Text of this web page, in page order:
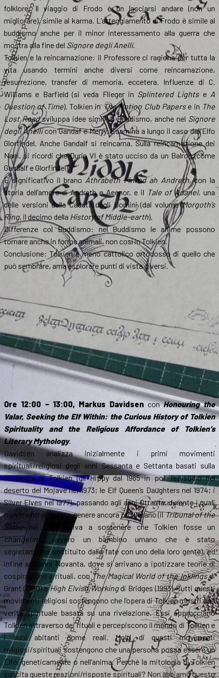
folklore. Il viaggio di Frodo è un lasciarsi andare (non un
migliorare), simile al karma. L’atteggiamento di Frodo è simile al
buddismo anche per il minor interessamento alla guerra che
mostra alla fine del Signore degli Anelli.
Tolkien e la reincarnazione: il Professore ci ragiona per tutta la
vita usando termini anche diversi come reincarnazione,
resurrezione, transfer di memoria, eccetera. Influenze di C.
Williams e Barfield (si veda Flieger in Splintered Lightse A
Question of Time). Tolkien inThe Notion Club Paperse in The
Lost Roadsviluppa idee simili al Buddismo, anche nel Signore
degli Anellicon Gandaf e Merry. Esamina a lungo il caso dell’Elfo
Glorfindel. Anche Gandalf si reincarna. Sulla reincarnazione dei
Nani, si ricordi che Durin VI è stato ucciso da un Balrog (come
Gandalf e Glorfindel).
È significativo il brano Athrabeth Finrod ah Andreth, con la
storia dell’amore di Andreth e Aegnor, e il Tale of Adanel, una
delle versioni della Caduta degli Uomini (dal volumeMorgoth’s
Ring, il decimo della History of Middle-earth).
Differenze col Buddismo: nel Buddismo le anime possono
tornare anche in forme animali, non così in Tolkien.
Conclusione: Tolkien è meno cattolico ortodosso di quello che
può sembrare, ama esplorare punti di vista diversi.
Ore 12:00 – 13:00, Markus DavidsenconHonouring the
Valar, Seeking the Elf Within: the Curious History of Tolkien
Spirituality and the Religious Affordance of Tolkien’s
Literary Mythology.
Davidsen analizza inizialmente i primi movimenti
spirituali/religiosi degli anni Sessanta e Settanta basati sulla
mitologia di Tolkien (gli Hippy dal 1965 in poi, l’episodio nel
deserto del Mojave nel 1973; le Elf Queen’s Daughters nel 1974; i
Silver Elves nel 1977), passando agli anni Ottanta, durante i quali
movimenti di questo genere ancora proliferano (ilTribunal of the
Sidhe nel 1984 arriva a sostenere che Tolkien fosse un
changeling
, ovvero un bambino umano che è stato
segretamente sostituito dalle fate con uno della loro gente), ed
infine agli anni Novanta, dove si arrivano a ipotizzare teorie di
cospirazione e rituali, conThe Magical World of the Inklingsdi
Grant (1990) eHigh Elvish Workingdi Bridges (1993). Tutti questi
movimenti religiosi sostengono che l’opera di Tolkien mostri una
verità spirituale basata su una rivelazione. Essi approcciano
Tolkien attraverso dei rituali e percepiscono il mondo di Tolkien e
i suoi abitanti come reali. Molti di questi movimenti
religiosi/spirituali sostengono che una persona possa essere un
Elfo, geneticamente o nell’anima. Perché la mitologia di Tolkien
suscita queste reazioni/risposte spirituali? Non abbiamo questo